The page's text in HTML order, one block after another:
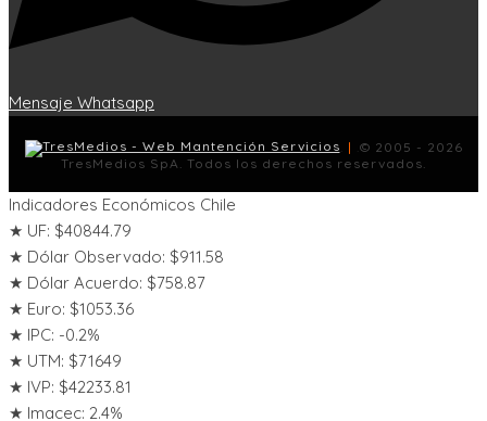
Mensaje Whatsapp
| © 2005 - 2026
TresMedios SpA. Todos los derechos reservados.
Indicadores Económicos Chile
★ UF: $40844.79
★ Dólar Observado: $911.58
★ Dólar Acuerdo: $758.87
★ Euro: $1053.36
★ IPC: -0.2%
★ UTM: $71649
★ IVP: $42233.81
★ Imacec: 2.4%